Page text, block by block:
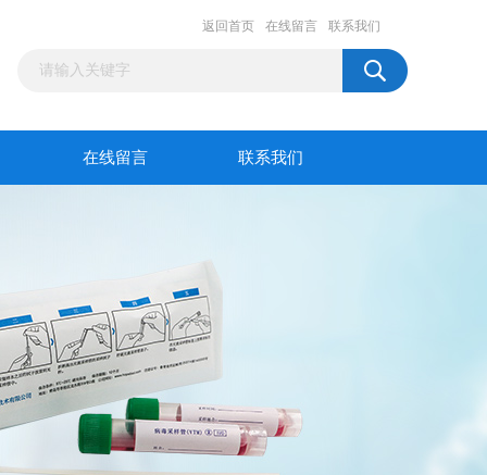
返回首页 在线留言 联系我们
在线留言 联系我们